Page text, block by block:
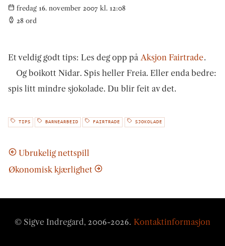
fredag 16. november 2007 kl. 12:08
28 ord
Et veldig godt tips: Les deg opp på Aksjon Fairtrade.
Og boikott Nidar. Spis heller Freia. Eller enda bedre:
spis litt mindre sjokolade. Du blir feit av det.
TIPS BARNEARBEID FAIRTRADE SJOKOLADE
Ubrukelig nettspill
Økonomisk kjærlighet
© Sigve Indregard, 2006-2026. Kontaktinformasjon